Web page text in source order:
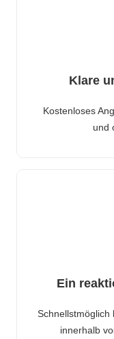
Klare
Kostenloses
und
Ein
Schnellstmöglich
innerhalb